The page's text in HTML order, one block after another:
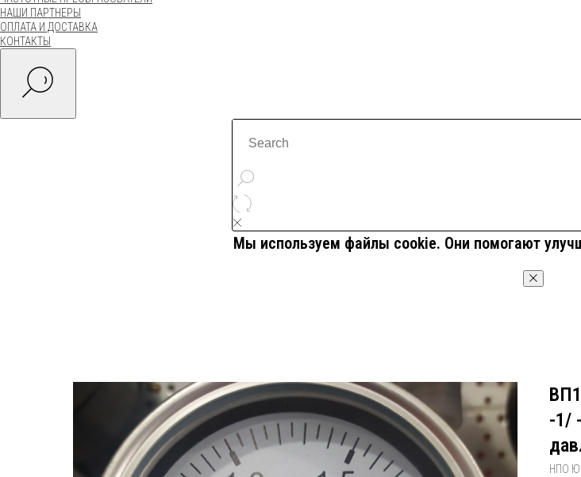
НАШИ ПАРТНЕРЫ
ОПЛАТА И ДОСТАВКА
КОНТАКТЫ
Мы используем файлы cookie. Они помогают
-1/
НПО